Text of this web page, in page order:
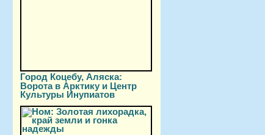
Город Коцебу, Аляска:
Ворота в Арктику и Центр
Культуры Инупиатов